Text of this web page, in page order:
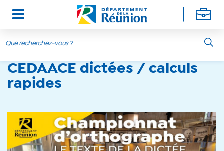
Aller au contenu principal
CEDAACE dictées / calculs
rapides